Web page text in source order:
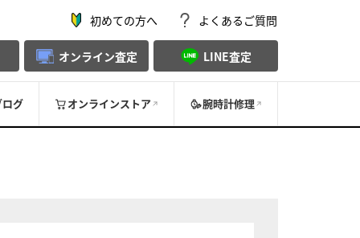
初めての方へ よくあるご質問
オンライン査定 LINE査定
ログ オンラインストア 腕時計修理